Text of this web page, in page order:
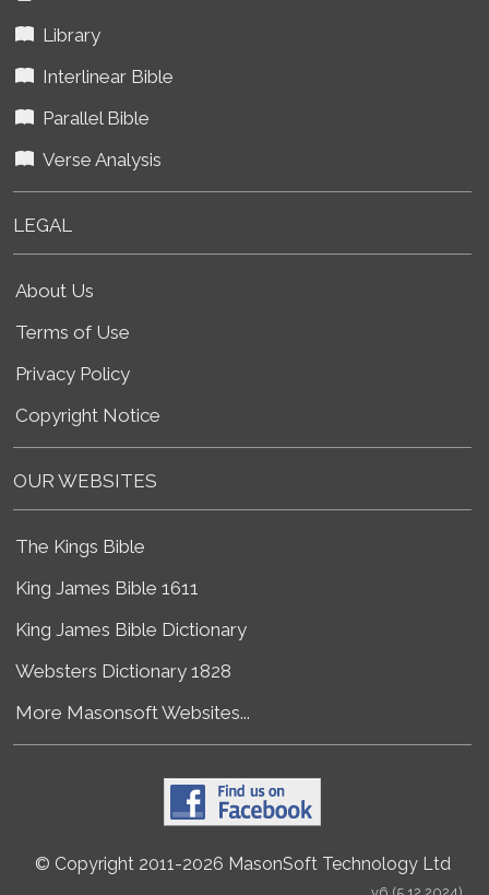
Library
Interlinear Bible
Parallel Bible
Verse Analysis
LEGAL
About Us
Terms of Use
Privacy Policy
Copyright Notice
OUR WEBSITES
The Kings Bible
King James Bible 1611
King James Bible Dictionary
Websters Dictionary 1828
More Masonsoft Websites...
© Copyright 2011-2026 MasonSoft Technology Ltd